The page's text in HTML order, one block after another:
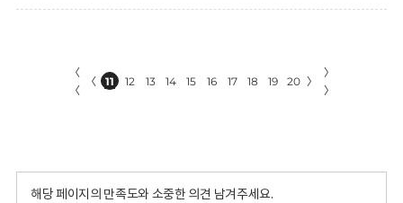
〈
〈
〈 11 12 13 14 15 16 17 18 19 20 〉
〉
〉
해당 페이지의 만족도와 소중한 의견 남겨주세요.